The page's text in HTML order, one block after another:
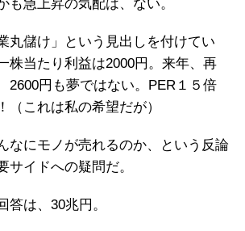
も急上昇の気配は、ない。
丸儲け」という見出しを付けてい
株当たり利益は2000円。来年、再
2600円も夢ではない。PER１５倍
（これは私の希望だが）
なにモノが売れるのか、という反論
イドへの疑問だ。
答は、30兆円。